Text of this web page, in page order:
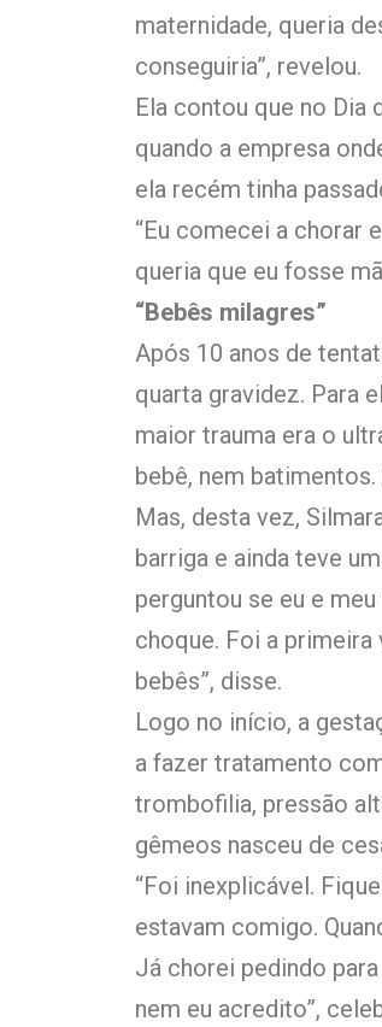
maternidade, queria
conseguiria”, revelou.
Ela contou que no Dia
quando a empresa
ela recém tinha
“Eu comecei a chorar
queria que eu fosse
“Bebês milagres”
Após 10 anos de
quarta gravidez. Para
maior trauma era o
bebê, nem
Mas, desta vez,
barriga e ainda teve
perguntou se eu e
choque. Foi a
bebês”, disse.
Logo no início, a
a fazer tratamento
trombofilia, pressão
gêmeos nasceu de
“Foi inexplicável.
estavam comigo.
Já chorei pedindo
nem eu acredito”,